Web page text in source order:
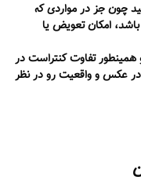
چون جز در مواردی که
امکان تعویض یا
همینطور تفاوت کنتراست در
جزئی رنگ در عکس و واقعیت رو در نظر